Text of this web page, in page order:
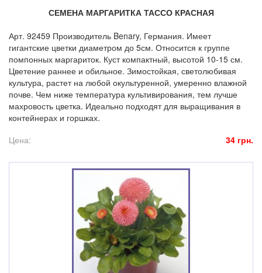
СЕМЕНА МАРГАРИТКА ТАССО КРАСНАЯ
Арт. 92459 Производитель Benary, Германия. Имеет
гигантские цветки диаметром до 5см. Относится к группе
помпонных маргариток. Куст компактный, высотой 10-15 см.
Цветение раннее и обильное. Зимостойкая, светолюбивая
культура, растет на любой окультуренной, умеренно влажной
почве. Чем ниже температура культивирования, тем лучше
махровость цветка. Идеально подходят для выращивания в
контейнерах и горшках.
Цена:
34 грн.